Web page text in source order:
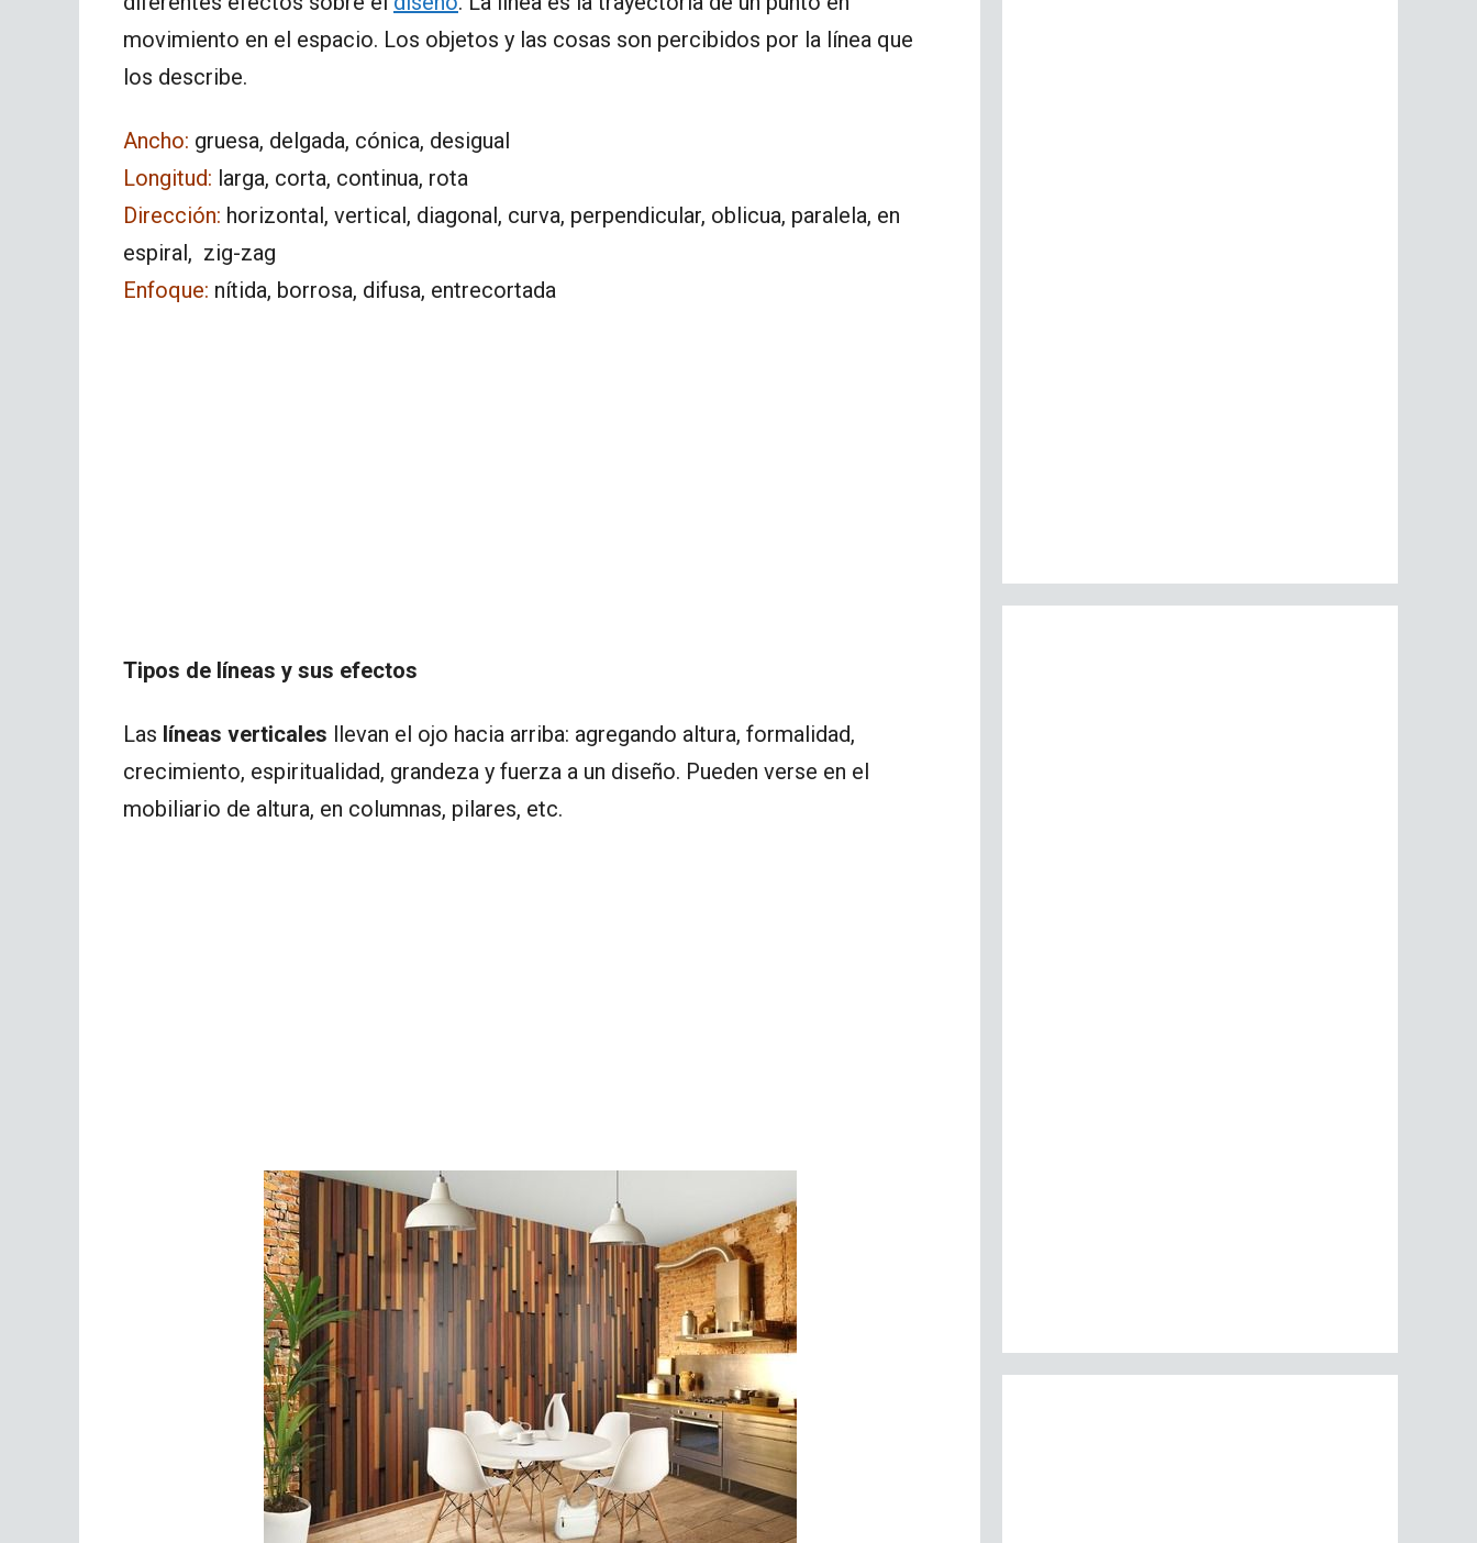
movimiento en el espacio. Los objetos y las cosas son percibidos por la línea que
los describe.
Ancho: gruesa, delgada, cónica, desigual
Longitud: larga, corta, continua, rota
Dirección: horizontal, vertical, diagonal, curva, perpendicular, oblicua, paralela, en
espiral, zig-zag
Enfoque: nítida, borrosa, difusa, entrecortada
Tipos de líneas y sus efectos
Las líneas verticales llevan el ojo hacia arriba: agregando altura, formalidad,
crecimiento, espiritualidad, grandeza y fuerza a un diseño. Pueden verse en el
mobiliario de altura, en columnas, pilares, etc.